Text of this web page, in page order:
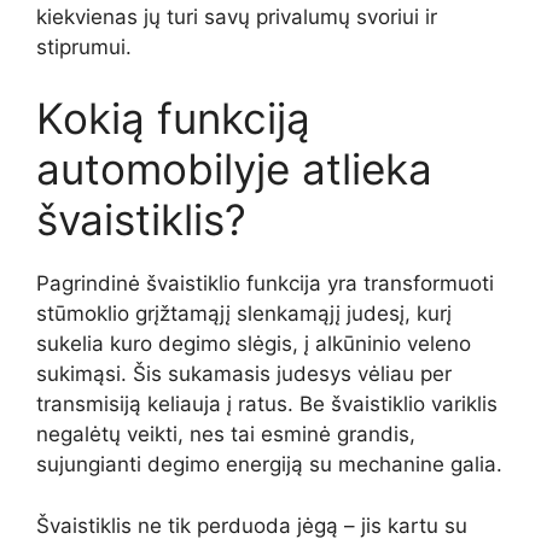
kiekvienas jų turi savų privalumų svoriui ir
stiprumui.
Kokią funkciją
automobilyje atlieka
švaistiklis?
Pagrindinė švaistiklio funkcija yra transformuoti
stūmoklio grįžtamąjį slenkamąjį judesį, kurį
sukelia kuro degimo slėgis, į alkūninio veleno
sukimąsi. Šis sukamasis judesys vėliau per
transmisiją keliauja į ratus. Be švaistiklio variklis
negalėtų veikti, nes tai esminė grandis,
sujungianti degimo energiją su mechanine galia.
Švaistiklis ne tik perduoda jėgą – jis kartu su